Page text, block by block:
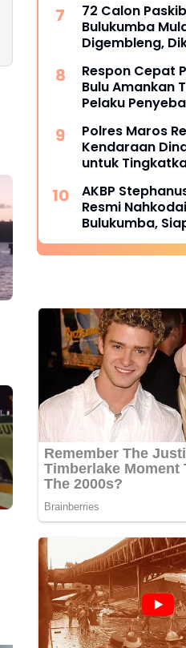
72 Calon
Bulukumba
Digembleng,
Respon Cepat
Bulu Amankan
Pelaku
Polres Maros
Kendaraan
untuk
AKBP
Resmi
Bulukumba,
Kondusivitas